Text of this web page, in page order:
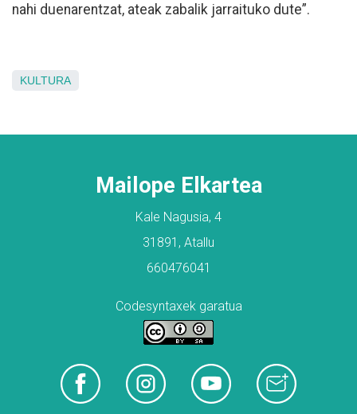
nahi duenarentzat, ateak zabalik jarraituko dute”.
KULTURA
Mailope Elkartea
Kale Nagusia, 4
31891, Atallu
660476041
Codesyntaxek garatua